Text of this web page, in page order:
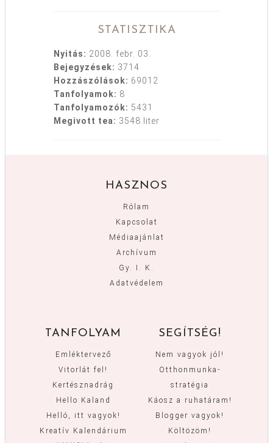
STATISZTIKA
Nyitás: 2008. febr. 03.
Bejegyzések: 3714
Hozzászólások: 69012
Tanfolyamok: 8
Tanfolyamozók: 5431
Megivott tea: 3548 liter
HASZNOS
Rólam
Kapcsolat
Médiaajánlat
Archívum
Gy. I. K.
Adatvédelem
TANFOLYAM
Emléktervező
Vitorlát fel!
Kertésznadrág
Hello Kaland
Helló, itt vagyok!
Kreatív Kalendárium
SEGÍTSÉG!
Nem vagyok jól!
Otthonmunka-
stratégia
Káosz a ruhatáram!
Blogger vagyok!
Költözöm!